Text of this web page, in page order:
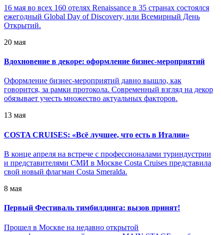
16 мая во всех 160 отелях Renaissance в 35 странах состоялся
ежегодный Global Day of Discovery, или Всемирный День
Открытий.
20 мая
Вдохновение в декоре: оформление бизнес-мероприятий
Оформление бизнес-мероприятий давно вышло, как
говорится, за рамки протокола. Современный взгляд на декор
обязывает учесть множество актуальных факторов.
13 мая
COSTA CRUISES: «Всё лучшее, что есть в Италии»
В конце апреля на встрече с профессионалами туриндустрии
и представителями СМИ в Москве Costa Cruises представила
свой новый флагман Costa Smeralda.
8 мая
Первый Фестиваль тимбилдинга: вызов принят!
Прошел в Москве на недавно открытой